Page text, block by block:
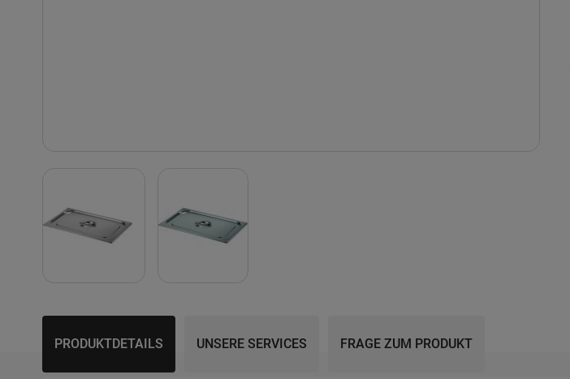
the
images
PRODUKTDETAILS UNSERE SERVICES FRAGE ZUM PRODUKT